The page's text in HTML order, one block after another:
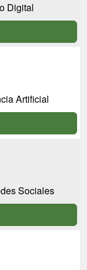
Digital
Artificial
Sociales